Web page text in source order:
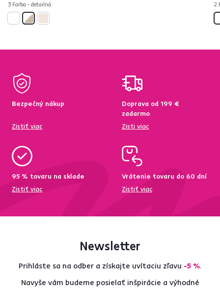
3 Farba - detailná 2
Bezpečný nákup
Zistiť viac
Doprava od 199 €
zadarmo
Zisti viac
95 % tovaru na sklade
Zistiť viac
Vrátenie tovaru do 60 dní
Zistiť viac
Newsletter
Prihláste sa na odber a získajte uvítaciu zľavu -5 %.
Navyše vám budeme posielať inšpirácie a výhodné